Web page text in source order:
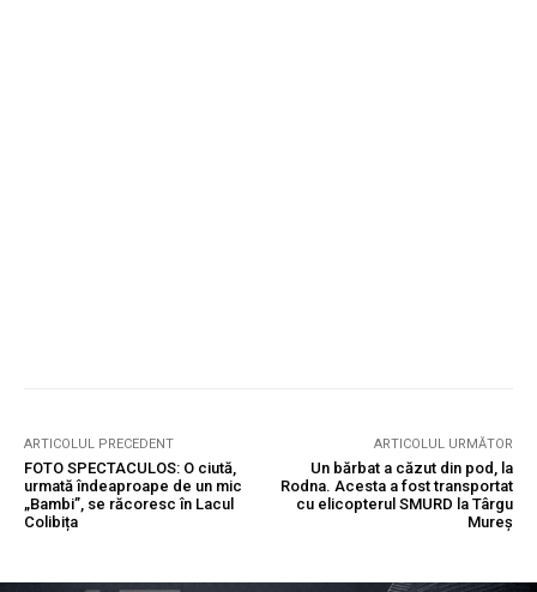
ARTICOLUL PRECEDENT
FOTO SPECTACULOS: O ciută,
urmată îndeaproape de un mic
„Bambi”, se răcoresc în Lacul
Colibița
ARTICOLUL URMĂTOR
Un bărbat a căzut din pod, la
Rodna. Acesta a fost transportat
cu elicopterul SMURD la Târgu
Mureș